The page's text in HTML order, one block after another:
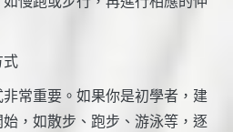
式
常重要。如果你是初學者，建
，如散步、跑步、游泳等，逐